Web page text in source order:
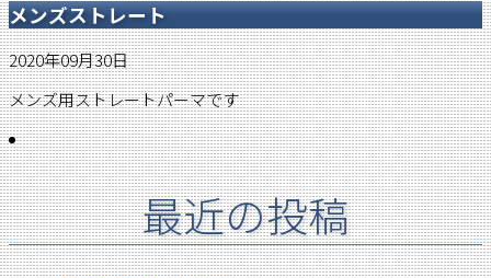
メンズストレート
2020年09月30日
メンズ用ストレートパーマです
最近の投稿